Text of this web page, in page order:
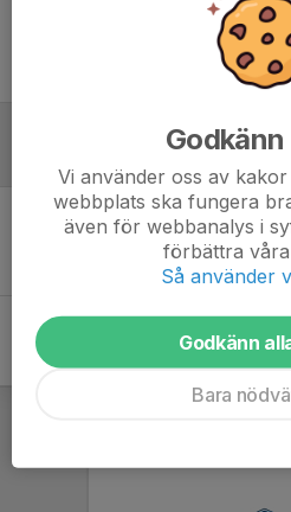
Ingen
Inför match
Inget
Vi använder oss av
webbplats ska fungera
även för webbanalys i
förbättra
Så använder
Godkänn
Bara